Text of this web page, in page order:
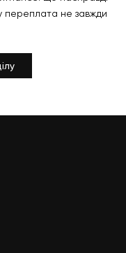
переплата не завжди